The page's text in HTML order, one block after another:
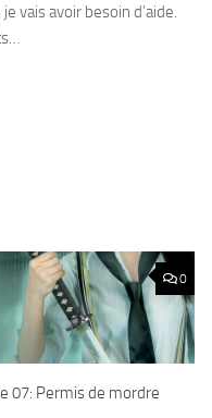
vais avoir besoin d’aide.
0
07: Permis de mordre